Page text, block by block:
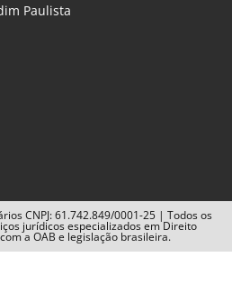
Paulista
CNPJ: 61.742.849/0001-25 | Todos os
jurídicos especializados em Direito
a OAB e legislação brasileira.